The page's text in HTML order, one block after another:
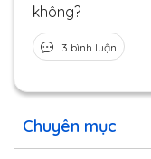
Chuyên mục
không?
3 bình luận